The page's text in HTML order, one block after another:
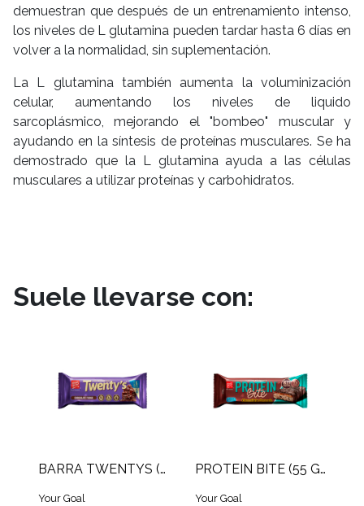
demuestran que después de un entrenamiento intenso,
los niveles de L glutamina pueden tardar hasta 6 días en
volver a la normalidad, sin suplementación.
La L glutamina también aumenta la voluminización
celular, aumentando los niveles de liquido
sarcoplásmico, mejorando el "bombeo" muscular y
ayudando en la síntesis de proteínas musculares. Se ha
demostrado que la L glutamina ayuda a las células
musculares a utilizar proteínas y carbohidratos.
Suele llevarse con:
BARRA TWENTYS (60 GR)
Your Goal
PROTEIN BITE (55 GR)
Your Goal